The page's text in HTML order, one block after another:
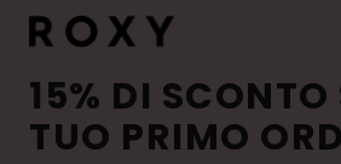
15% DI SCONTO
TUO PRIMO